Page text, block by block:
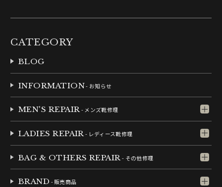
CATEGORY
BLOG
INFORMATION- お知らせ
MEN'S REPAIR- メンズ靴修理
LADIES REPAIR- レディース靴修理
BAG & OTHERS REPAIR - その他修理
BRAND - 販売商品